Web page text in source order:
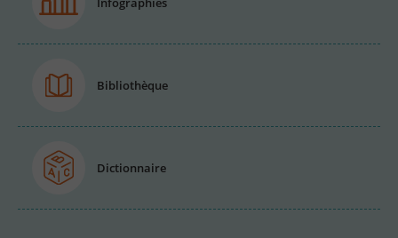
Bibliothèque
Dictionnaire